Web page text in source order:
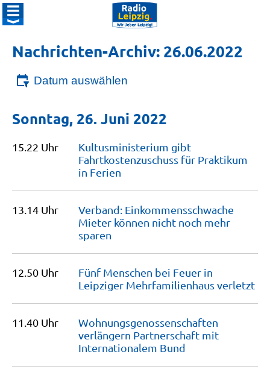
Nachrichten-Archiv: 26.06.2022
Datum auswählen
Sonntag, 26. Juni 2022
15.22 Uhr
Kultusministerium gibt
Fahrtkostenzuschuss für Praktikum
in Ferien
13.14 Uhr
Verband: Einkommensschwache
Mieter können nicht noch mehr
sparen
12.50 Uhr
Fünf Menschen bei Feuer in
Leipziger Mehrfamilienhausverletzt
11.40 Uhr
Wohnungsgenossenschaften
verlängern Partnerschaft mit
Internationalem Bund